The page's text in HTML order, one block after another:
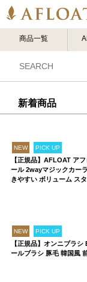
商品一覧
新着商品
NEW PICK UP
【正規品】AFLOAT ア
ール 2wayマジックカー
きやすい ボリューム ス
NEW PICK UP
【正規品】オンニブラ
ールブラシ 豚毛 韓国風